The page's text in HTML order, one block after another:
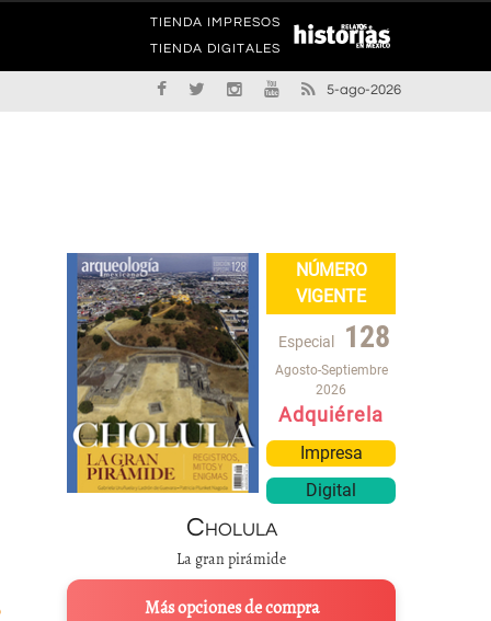
TIENDA IMPRESOS
TIENDA DIGITALES
5-ago-2026
NÚMERO
VIGENTE
Especial 128
Agosto-Septiembre
2026
Adquiérela
Impresa
Digital
Cholula
La gran pirámide
Más opciones de compra